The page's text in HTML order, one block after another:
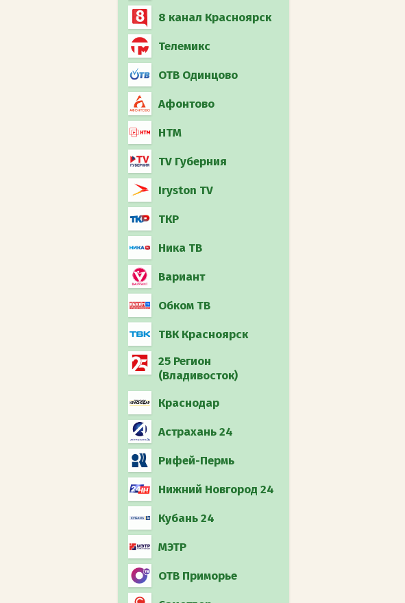
8 канал Красноярск
Телемикс
ОТВ Одинцово
Афонтово
НТМ
TV Губерния
Iryston TV
ТКР
Ника ТВ
Вариант
Обком ТВ
ТВК Красноярск
25 Регион
(Владивосток)
Краснодар
Астрахань 24
Рифей-Пермь
Нижний Новгород 24
Кубань 24
МЭТР
ОТВ Приморье